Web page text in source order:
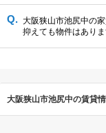
大阪狭山市池尻中の
抑えても物件はありま
大阪狭山市池尻中の賃貸